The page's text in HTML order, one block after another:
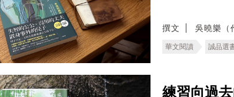
撰文 吳曉樂（
華文閱讀 誠品選
練習向過